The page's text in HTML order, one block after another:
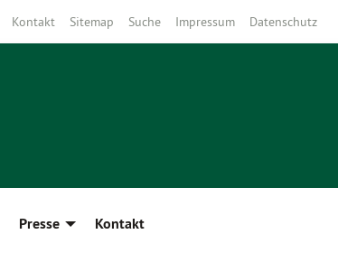
Kontakt Sitemap Suche Impressum Datenschutz
Presse Kontakt